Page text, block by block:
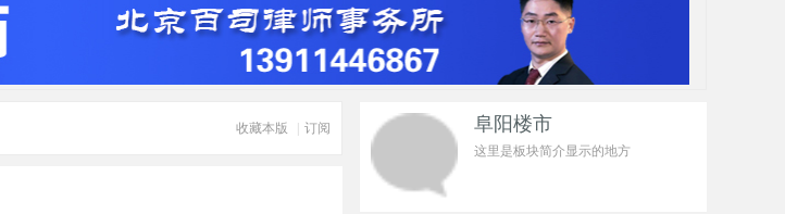
收藏本版 订阅 阜阳楼市
这里是板块简介显示的地方